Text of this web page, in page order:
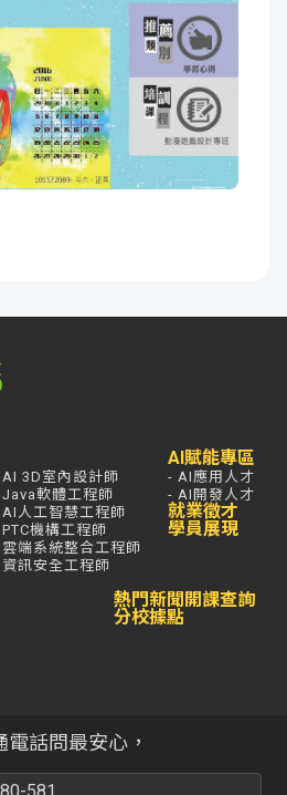
3D室內設計師
軟體工程師
人工智慧工程師
機構工程師
端系統整合工程師
訊安全工程師
AI賦能專區
- AI應用人才
- AI開發人才
就業徵才
學員展現
熱門新聞
分校據點
開課查詢
話問最安心，